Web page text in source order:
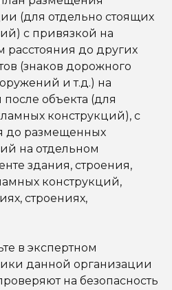
(для отдельно стоящих
с привязкой на
расстояния до других
(знаков дорожного
и т.д.) на
объекта (для
конструкций), с
до размещенных
на отдельном
здания, строения,
конструкций,
строениях,
в экспертном
данной организации
на безопасность